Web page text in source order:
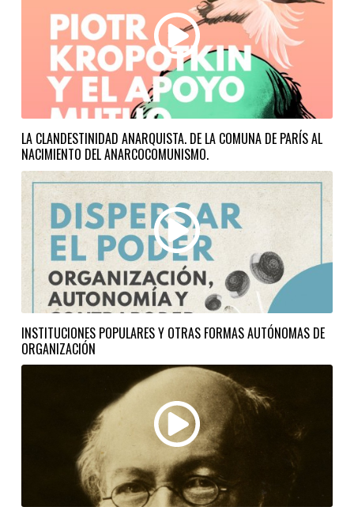
LA CLANDESTINIDAD ANARQUISTA. DE LA COMUNA DE PARÍS AL
NACIMIENTO DEL ANARCOCOMUNISMO.
INSTITUCIONES POPULARES Y OTRAS FORMAS AUTÓNOMAS DE
ORGANIZACIÓN